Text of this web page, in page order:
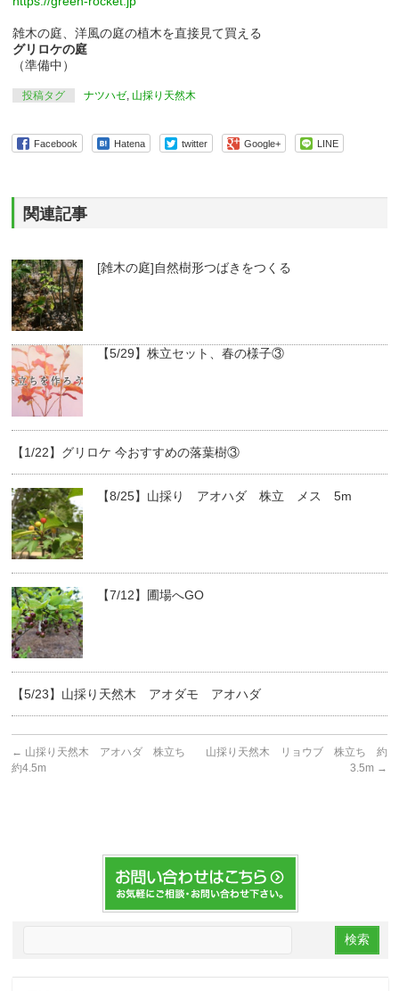
雑木の庭、洋風の庭の植木を直接見て買える
グリロケの庭
（準備中）
投稿タグ ナツハゼ, 山採り天然木
Facebook Hatena twitter Google+ LINE
関連記事
[雑木の庭]自然樹形つばきをつくる
【5/29】株立セット、春の様子③
【1/22】グリロケ 今おすすめの落葉樹③
【8/25】山採り アオハダ 株立 メス 5m
【7/12】圃場へGO
【5/23】山採り天然木 アオダモ アオハダ
← 山採り天然木 アオハダ 株立ち
約4.5m
山採り天然木 リョウブ 株立ち 約
3.5m →